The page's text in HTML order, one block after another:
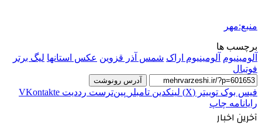
منبع:مهر
برچسب ها
آلومینیوم آلومینیوم اراک شمس آذر قزوین عکس استانها لیگ برتر
فوتبال
آدرس رونوشت
فیس بوک توییتر (X) لینکدین ‫تامبلر ‫پین‌ترست ‫رددیت ‫VKontakte
رایانامه چاپ
آخرین اخبار